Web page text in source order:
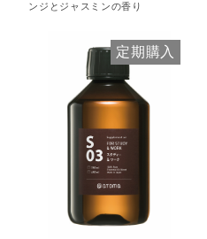
ンジとジャスミンの香り
定期購入